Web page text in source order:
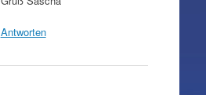
Antworten